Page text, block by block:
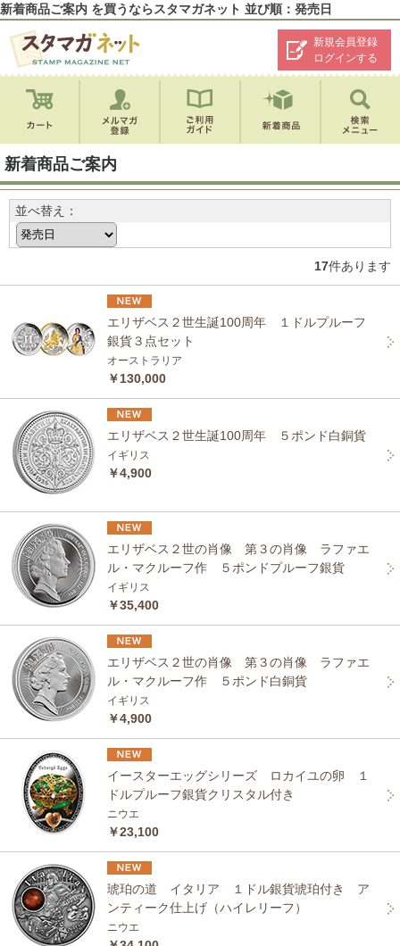
新着商品ご案内 を買うならスタマガネット 並び順：発売日
新規会員登録
ログインする
新着商品ご案内
並べ替え：
17件あります
エリザベス２世生誕100周年 １ドルプルーフ
銀貨３点セット
オーストラリア
￥130,000
エリザベス２世生誕100周年 ５ポンド白銅貨
イギリス
￥4,900
エリザベス２世の肖像 第３の肖像 ラファエ
ル・マクルーフ作 ５ポンドプルーフ銀貨
イギリス
￥35,400
エリザベス２世の肖像 第３の肖像 ラファエ
ル・マクルーフ作 ５ポンド白銅貨
イギリス
￥4,900
イースターエッグシリーズ ロカイユの卵 １
ドルプルーフ銀貨クリスタル付き
ニウエ
￥23,100
琥珀の道 イタリア １ドル銀貨琥珀付き ア
ンティーク仕上げ（ハイレリーフ）
ニウエ